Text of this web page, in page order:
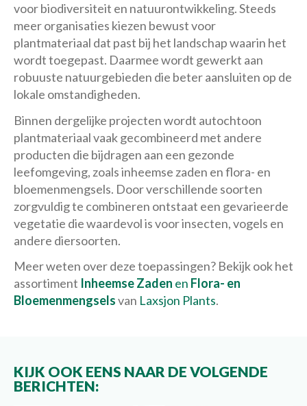
voor biodiversiteit en natuurontwikkeling. Steeds
meer organisaties kiezen bewust voor
plantmateriaal dat past bij het landschap waarin het
wordt toegepast. Daarmee wordt gewerkt aan
robuuste natuurgebieden die beter aansluiten op de
lokale omstandigheden.
Binnen dergelijke projecten wordt autochtoon
plantmateriaal vaak gecombineerd met andere
producten die bijdragen aan een gezonde
leefomgeving, zoals inheemse zaden en flora- en
bloemenmengsels. Door verschillende soorten
zorgvuldig te combineren ontstaat een gevarieerde
vegetatie die waardevol is voor insecten, vogels en
andere diersoorten.
Meer weten over deze toepassingen? Bekijk ook het
assortiment Inheemse Zaden en Flora- en
Bloemenmengselsvan Laxsjon Plants.
KIJK OOK EENS NAAR DE VOLGENDE
BERICHTEN: